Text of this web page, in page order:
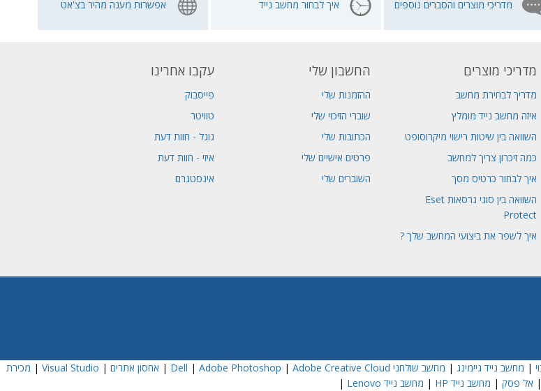
מדריכי מוצרים והסברים נוספים איך לבחור מחשב נייד אפשרות מענה מהיר בצ'אט
מדריכי מוצרים
מדריך לבחירת מחשב
איזה מחשב נייד מומלץ
השוואה בין שיטות רישוי מיקרוסופט
כמה זיכרון צריך למחשב
איך לבחור כרטיס מסך
השוואה בין סוגי גרסאות Eset
Protect
איך לשפר את ביצועי המחשב שלך ?
החשבון שלי
ההזמנות שלי
שוברי הזיכוי שלי
הכתובות שלי
פרטים אישיים שלי
השוברים שלי
עקבו אחרינו
פייסבוק
טוויטר
גוגל - חוות דעת
איזי - חוות דעת
אינסטגרם
| מחשב נייד גיימינג | מחשב שולחני Dell | Adobe Photoshop | Adobe Creative Cloud
| אחסון אתרים |
Visual Studio
| מכירת
| אל פסק | מחשב נייד HP | מחשב נייד Lenovo |